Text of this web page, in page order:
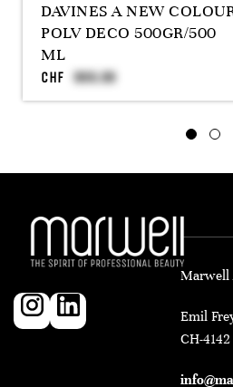
DAVINES A NEW
POLV DECO 500GR/500
ML
CHF
Marwell
Emil
CH-